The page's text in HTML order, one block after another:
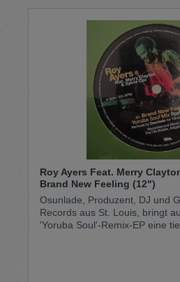
Roy Ayers Feat. Merry
Brand New Feeling (12")
Osunlade, Produzent, DJ und
Records aus St. Louis, bringt
'Yoruba Soul'-Remix-EP eine